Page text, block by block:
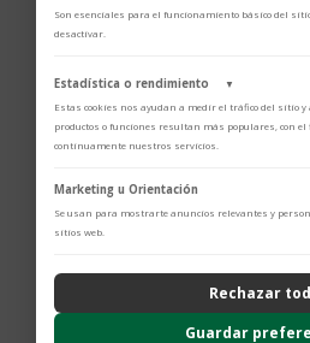
$693
Color: Gris.
Montura metálica dorada.
escritura Meisterstück, está
logotipo de Montblanc.
Son esenciales para el funcionamiento básico del
desactivar.
Estadística o rendimiento
▼
Estas cookies nos ayudan a medir el tráfico del sitio y
productos o funciones resultan más populares, con
continuamente nuestros servicios.
Adobe Analytics
Utilizamos Adobe Analytics para recopilar
nos permite analizar el rendimiento de
Proporciona análisis avanzado de la
Marketing u Orientación
Se usan para mostrarte anuncios relevantes y
sitios web.
Rechazar
Guardar